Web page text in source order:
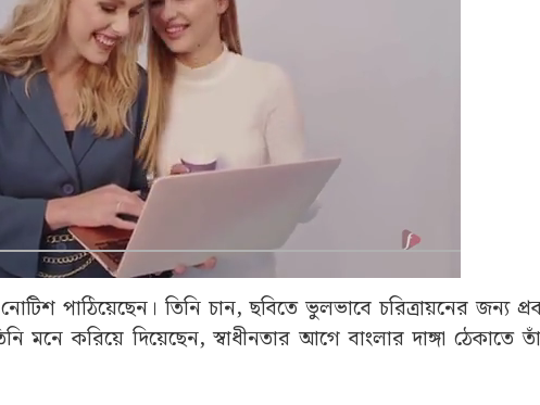
পাঠিয়েছেন। তিনি চান, ছবিতে ভুলভাবে চরিত্রায়নের জন্য
মনে করিয়ে দিয়েছেন, স্বাধীনতার আগে বাংলার দাঙ্গা ঠেকাতে